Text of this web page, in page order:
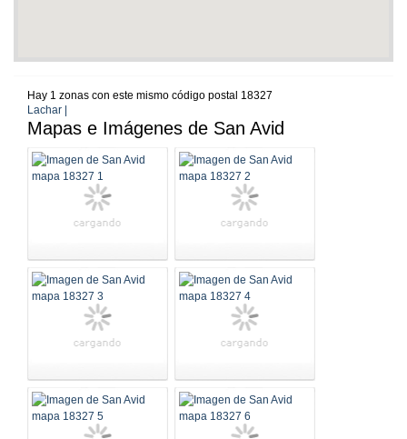
Hay 1 zonas con este mismo código postal 18327
Lachar |
Mapas e Imágenes de San Avid